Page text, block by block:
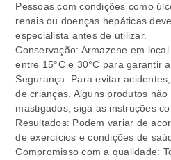
Pessoas com condições como
renais ou doenças hepáticas
especialista antes de utilizar.
Conservação: Armazene em
entre 15°C e 30°C para garantir
Segurança: Para evitar
de crianças. Alguns produtos
mastigados, siga as instruções
Resultados: Podem variar de
de exercícios e condições de
Compromisso com a qualidade: